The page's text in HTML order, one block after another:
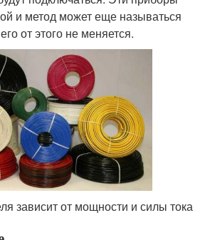
и метод может еще называться
от этого не меняется.
зависит от мощности и силы тока